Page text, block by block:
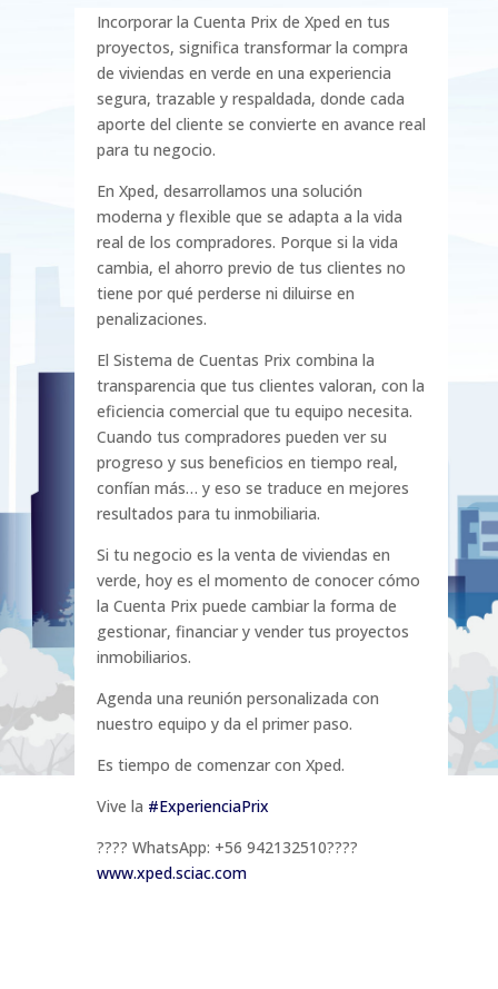
Incorporar la Cuenta Prix de Xped en tus
proyectos, significa transformar la compra
de viviendas en verde en una experiencia
segura, trazable y respaldada, donde cada
aporte del cliente se convierte en avance real
para tu negocio.
En Xped, desarrollamos una solución
moderna y flexible que se adapta a la vida
real de los compradores. Porque si la vida
cambia, el ahorro previo de tus clientes no
tiene por qué perderse ni diluirse en
penalizaciones.
El Sistema de Cuentas Prix combina la
transparencia que tus clientes valoran, con la
eficiencia comercial que tu equipo necesita.
Cuando tus compradores pueden ver su
progreso y sus beneficios en tiempo real,
confían más… y eso se traduce en mejores
resultados para tu inmobiliaria.
Si tu negocio es la venta de viviendas en
verde, hoy es el momento de conocer cómo
la Cuenta Prix puede cambiar la forma de
gestionar, financiar y vender tus proyectos
inmobiliarios.
Agenda una reunión personalizada con
nuestro equipo y da el primer paso.
Es tiempo de comenzar con Xped.
Vive la #ExperienciaPrix
???? WhatsApp: +56 942132510????
www.xped.sciac.com